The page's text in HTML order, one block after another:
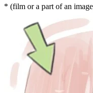
* (film or a part of an